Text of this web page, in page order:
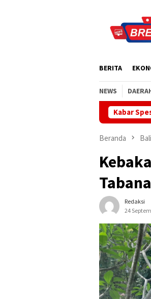
BERITA
NEWS
Kabar
Penyalahgunaan Barang Sitaan
Beranda Bali
Redaksi
24